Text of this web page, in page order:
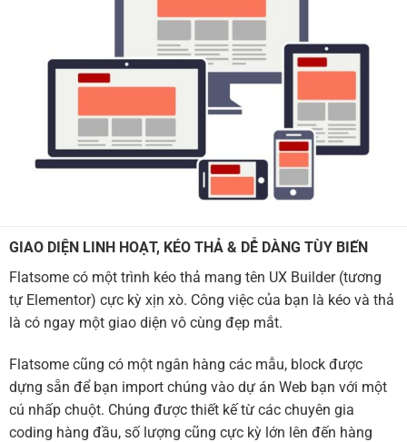
GIAO DIỆN LINH HOẠT, KÉO THẢ & DỄ DÀNG TÙY BIẾN
Flatsome có một trình kéo thả mang tên UX Builder (tương
tự Elementor) cực kỳ xịn xò. Công việc của bạn là kéo và thả
là có ngay một giao diện vô cùng đẹp mắt.
Flatsome cũng có một ngân hàng các mẫu, block được
dựng sẵn để bạn import chúng vào dự án Web bạn với một
cú nhấp chuột. Chúng được thiết kế từ các chuyên gia
coding hàng đầu, số lượng cũng cực kỳ lớn lên đến hàng